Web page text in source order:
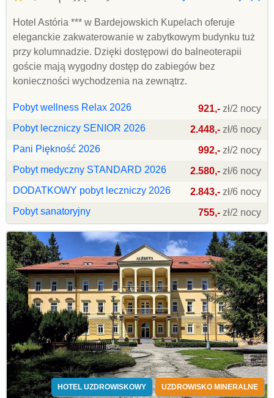
Hotel Astória *** w Bardejowskich Kupelach oferuje
eleganckie zakwaterowanie w zabytkowym budynku tuż
przy kolumnadzie. Dzięki dostępowi do balneoterapii
goście mają wygodny dostęp do zabiegów bez
konieczności wychodzenia na zewnątrz.
Pobyt wellness Relax 2026 921,- zł/2 nocy
Pobyt leczniczy SENIOR 2026
2.448,- zł/6 nocy
Pani Piękność 2026
992,- zł/2 nocy
Pobyt medyczny STANDARD 2026
2.580,- zł/6 nocy
DODATKOWY pobyt leczniczy 2026
2.843,- zł/6 nocy
Pobyt sanatoryjny
755,- zł/2 nocy
HOTEL UZDROWISKOWY UZDROWISKO MINERALNE